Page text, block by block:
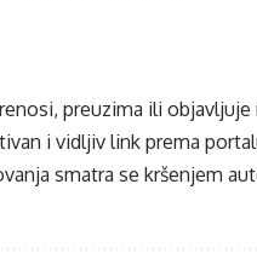
preuzima ili
i vidljiv link prema
smatra se kršenjem